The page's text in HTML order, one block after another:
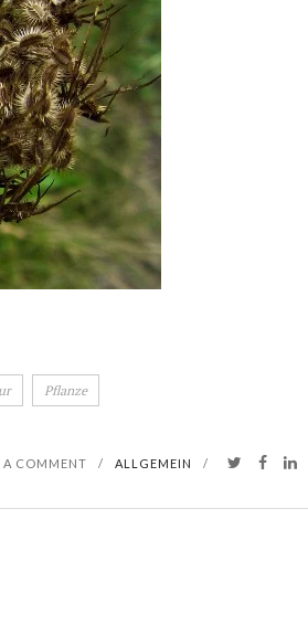
Pflanze
A COMMENT / ALLGEMEIN /